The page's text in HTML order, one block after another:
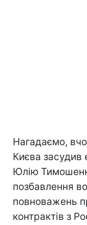
Нагадаємо,
Києва засудив
Юлію
позбавлення
повноважень
контрактів з